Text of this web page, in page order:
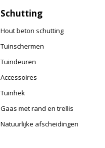
Schutting
Hout beton schutting
Tuinschermen
Tuindeuren
Accessoires
Tuinhek
Gaas met rand en trellis
Natuurlijke afscheidingen